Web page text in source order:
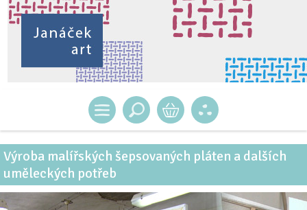
Výroba malířských šepsovaných pláten a dalších
uměleckých potřeb